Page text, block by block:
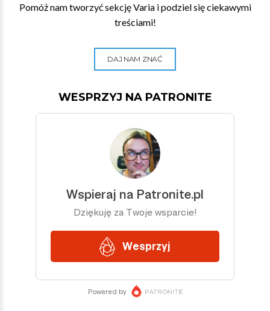
Pomóż nam tworzyć sekcję Varia i podziel się ciekawymi
treściami!
DAJ NAM ZNAĆ
WESPRZYJ NA PATRONITE